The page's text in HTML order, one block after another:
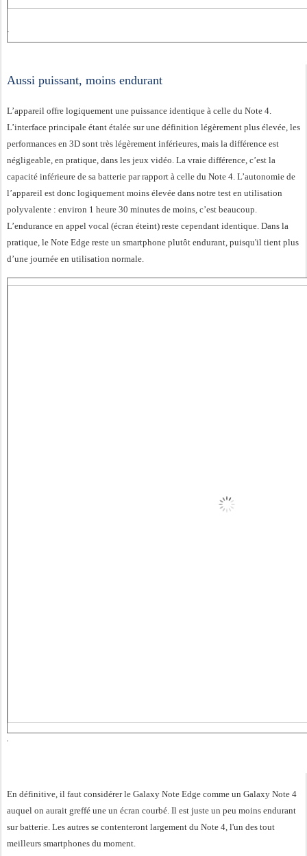
Aussi puissant, moins endurant
L’appareil offre logiquement une puissance identique à celle du Note 4.
L’interface principale étant étalée sur une définition légèrement plus élevée, les
performances en 3D sont très légèrement inférieures, mais la différence est
négligeable, en pratique, dans les jeux vidéo. La vraie différence, c’est la
capacité inférieure de sa batterie par rapport à celle du Note 4. L’autonomie de
l’appareil est donc logiquement moins élevée dans notre test en utilisation
polyvalente : environ 1 heure 30 minutes de moins, c’est beaucoup.
L’endurance en appel vocal (écran éteint) reste cependant identique. Dans la
pratique, le Note Edge reste un smartphone plutôt endurant, puisqu'il tient plus
d’une journée en utilisation normale.
En définitive, il faut considérer le Galaxy Note Edge comme un Galaxy Note 4
auquel on aurait greffé une un écran courbé. Il est juste un peu moins endurant
sur batterie. Les autres se contenteront largement du Note 4, l'un des tout
meilleurs smartphones du moment.